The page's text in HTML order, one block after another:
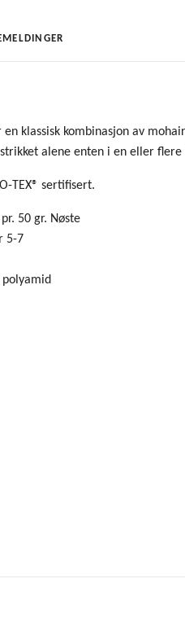
en klassisk kombinasjon av
alene enten i en eller flere
TEX® sertifisert.
50 gr. Nøste
5-7
polyamid